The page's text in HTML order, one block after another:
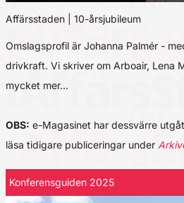
Affärsstaden | 10-årsjubileum
Omslagsprofil är Johanna Palmér -
drivkraft. Vi skriver om Arboair, Lena
mycket mer…
OBS: e-Magasinet har dessvärre
läsa tidigare publiceringar under
Konferensguiden 2025